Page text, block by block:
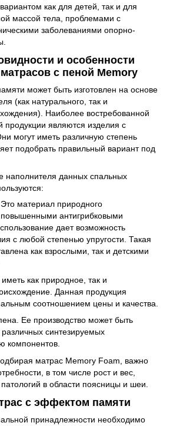
как для детей, так и для
массой тела, проблемами с
заболеваниями опорно-
и особенности
с пеной Memory
может быть изготовлен на основе
(как натурального, так и
Наиболее востребованной
продукции являются изделия с
могут иметь различную степень
подобрать правильный вариант под
наполнителя данных спальных
материал природного
антигрибковыми
дает возможность
с любой степенью упругости. Такая
как взрослыми, так и детскими
как природное, так и
Данная продукция
соотношением цены и качества.
Ее производство может быть
синтезируемых
компонентов.
матрас Memory Foam, важно
в том числе рост и вес,
в области поясницы и шеи.
с эффектом памяти
принадлежности необходимо